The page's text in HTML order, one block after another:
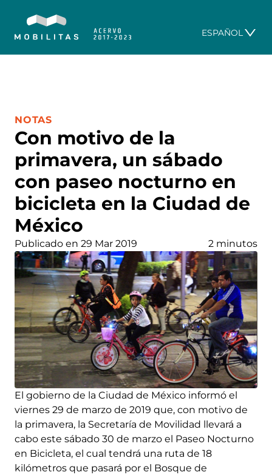
ESPAÑOL
Con motivo de la
primavera, un sábado
con paseo nocturno en
bicicleta en la Ciudad de
México
CATEGORÍA:
NOTAS
Publicado en 29 Mar 2019 2 minutos
El gobierno de la Ciudad de México informó el
viernes 29 de marzo de 2019 que, con motivo de
la primavera, la Secretaría de Movilidad llevará a
cabo este sábado 30 de marzo el Paseo Nocturno
en Bicicleta, el cual tendrá una ruta de 18
kilómetros que pasará por el Bosque de